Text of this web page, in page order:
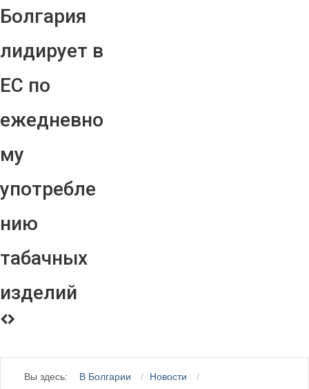
Болгария
лидирует в
ЕС по
ежедневно
му
употребле
нию
табачных
изделий
Вы здесь: В Болгарии
Новости